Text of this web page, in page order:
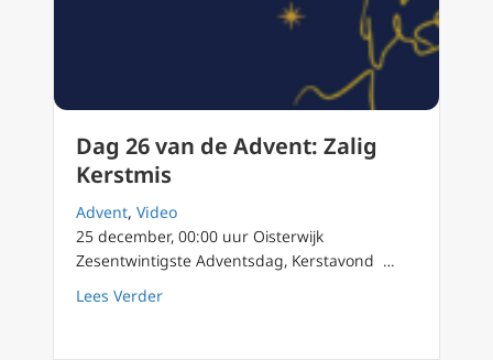
Dag 26 van de Advent: Zalig
Kerstmis
Advent, Video
25 december, 00:00 uur Oisterwijk
Zesentwintigste Adventsdag, Kerstavond …
Lees Verderabout Dag 26 van de Advent: Zalig Kerstmis